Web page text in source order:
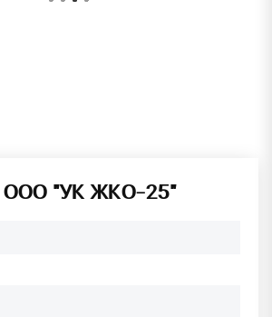
ООО "УК ЖКО-25"